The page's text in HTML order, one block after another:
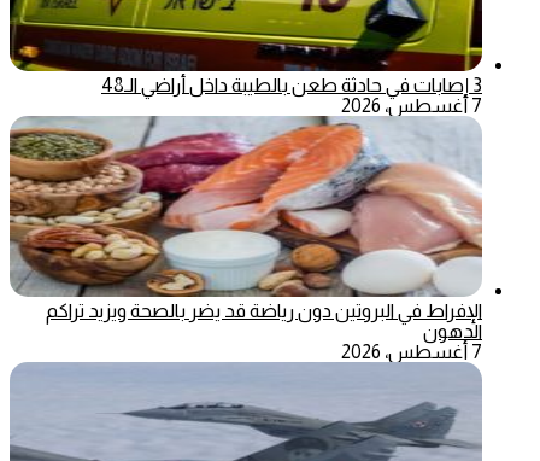
3 إصابات في حادثة طعن بالطيبة داخل أراضي الـ48
7 أغسطس، 2026
الإفراط في البروتين دون رياضة قد يضر بالصحة ويزيد تراكم
الدهون
7 أغسطس، 2026